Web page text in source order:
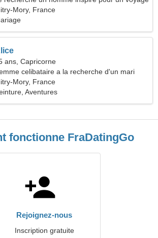
Mory, France
ans, Capricorne
celibataire a la recherche d'un mari
Mory, France
Aventures
fonctionne FraDatingGo
Rejoignez-nous
Inscription gratuite